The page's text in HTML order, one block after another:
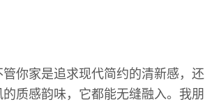
你家是追求现代简约的清新感，还
质感韵味，它都能无缝融入。我朋